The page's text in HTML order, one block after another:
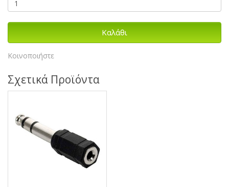
Καλάθι
Κοινοποιήστε
Σχετικά Προϊόντα